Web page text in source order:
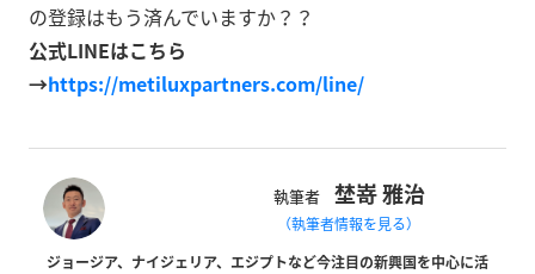
の登録はもう済んでいますか？？
公式LINEはこちら
→https://metiluxpartners.com/line/
執筆者 埜嵜 雅治
（執筆者情報を見る）
ジョージア、ナイジェリア、エジプトなど今注目の新興国を中心に活